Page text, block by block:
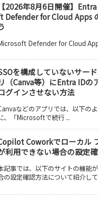
【2026年8月6日開催】
Defender for Cloud Apps
Defender for Cloud
を構成していないサー
（Canva等）にEntra IDの
グインさせない方法
などのアプリでは、以下の
、「Microsoftで続行 ...
Coworkでローカル
利用できない場合の設定
記事では、以下のサイトの機能
の設定確認方法について紹介し